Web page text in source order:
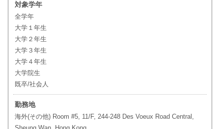
対象学年
全学年
大学１年生
大学２年生
大学３年生
大学４年生
大学院生
既卒/社会人
勤務地
海外(その他) Room #5, 11/F, 244-248 Des Voeux Road Central,